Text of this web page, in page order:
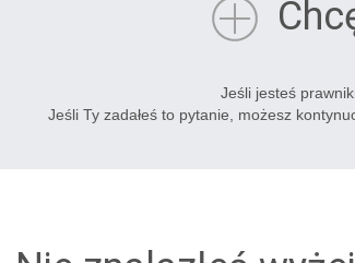
Jeśli jesteś
Jeśli Ty zadałeś to pytanie, możesz